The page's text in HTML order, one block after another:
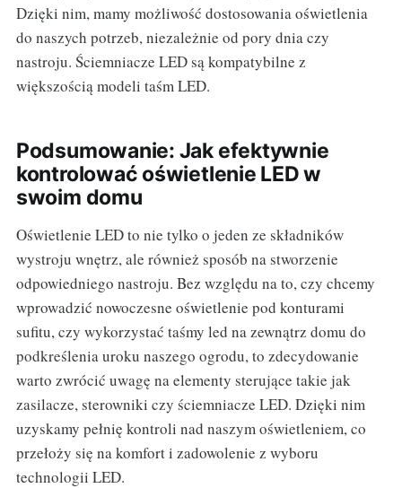
Dzięki nim, mamy możliwość dostosowania oświetlenia
do naszych potrzeb, niezależnie od pory dnia czy
nastroju. Ściemniacze LED są kompatybilne z
większością modeli taśm LED.
Podsumowanie: Jak efektywnie
kontrolować oświetlenie LED w
swoim domu
Oświetlenie LED to nie tylko o jeden ze składników
wystroju wnętrz, ale również sposób na stworzenie
odpowiedniego nastroju. Bez względu na to, czy chcemy
wprowadzić nowoczesne oświetlenie pod konturami
sufitu, czy wykorzystać taśmy led na zewnątrz domu do
podkreślenia uroku naszego ogrodu, to zdecydowanie
warto zwrócić uwagę na elementy sterujące takie jak
zasilacze, sterowniki czy ściemniacze LED. Dzięki nim
uzyskamy pełnię kontroli nad naszym oświetleniem, co
przełoży się na komfort i zadowolenie z wyboru
technologii LED.